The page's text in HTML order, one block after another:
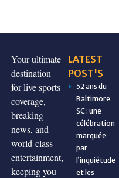
Your ultimate
destination
for live sports
coverage,
breaking
news, and
world-class
entertainment,
keeping you
LATEST
POST'S
52 ans du
Baltimore
SC : une
célébration
marquée
par
l’inquiétude
et les